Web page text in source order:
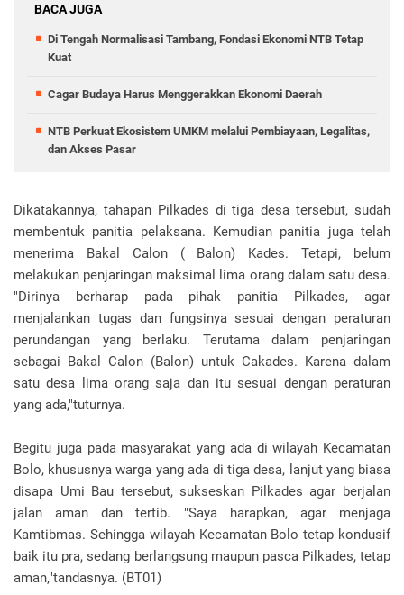
BACA JUGA
Di Tengah Normalisasi Tambang, Fondasi Ekonomi NTB Tetap
Kuat
Cagar Budaya Harus Menggerakkan Ekonomi Daerah
NTB Perkuat Ekosistem UMKM melalui Pembiayaan, Legalitas,
dan Akses Pasar
Dikatakannya, tahapan Pilkades di tiga desa tersebut, sudah
membentuk panitia pelaksana. Kemudian panitia juga telah
menerima Bakal Calon ( Balon) Kades. Tetapi, belum
melakukan penjaringan maksimal lima orang dalam satu desa.
"Dirinya berharap pada pihak panitia Pilkades, agar
menjalankan tugas dan fungsinya sesuai dengan peraturan
perundangan yang berlaku. Terutama dalam penjaringan
sebagai Bakal Calon (Balon) untuk Cakades. Karena dalam
satu desa lima orang saja dan itu sesuai dengan peraturan
yang ada,"tuturnya.
Begitu juga pada masyarakat yang ada di wilayah Kecamatan
Bolo, khususnya warga yang ada di tiga desa, lanjut yang biasa
disapa Umi Bau tersebut, sukseskan Pilkades agar berjalan
jalan aman dan tertib. "Saya harapkan, agar menjaga
Kamtibmas. Sehingga wilayah Kecamatan Bolo tetap kondusif
baik itu pra, sedang berlangsung maupun pasca Pilkades, tetap
aman,"tandasnya. (BT01)